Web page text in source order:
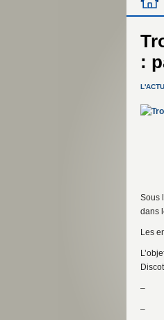
:
Sous
dans
Les
–
–